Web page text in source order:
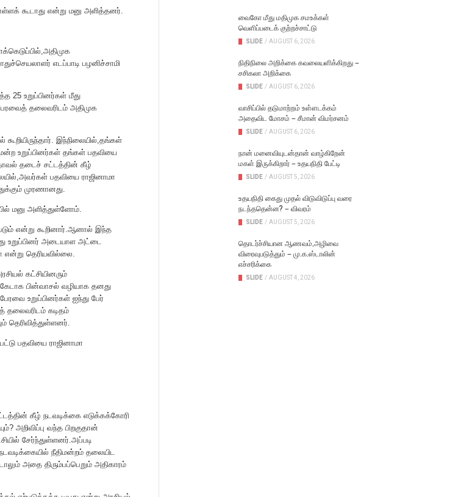
கூடாது என்று மனு அளித்தனர்.
எடப்பாடி பழனிச்சாமி
25 உறுப்பினர்கள் மீது
தலைவரிடம் அதிமுக
இந்நிலையில்,தங்கள்
உறுப்பினர்கள் தங்கள் பதவியை
தடைச் சட்டத்தின் கீழ்
பதவியை ராஜினாமா
முரணானது.
மனு அளித்துள்ளோம்.
என்று கூறினார்.ஆனால் இந்த
உறுப்பினர் அடையாள அட்டை
தெரியவில்லை.
கட்சியினரும்
பின்வாசல் வழியாக தனது
உறுப்பினர்கள் ஐந்து பேர்
தலைவரிடம் கடிதம்
தெரிவித்துள்ளனர்.
பதவியை ராஜினாமா
கீழ் நடவடிக்கை எடுக்கக்கோரி
அறிவிப்பு வந்த பிறகுதான்
சேர்ந்துள்ளனர்.அப்படி
நீதிமன்றம் தலையிட
அதை திரும்பப்பெறும் அதிகாரம்
வைகோ மீது மதிமுக சமஉக்கள்
வெளிப்படைக் குற்றச்சாட்டு
SLIDE / AUGUST 6, 2026
நிதிநிலை அறிக்கை கவலையளிக்கிறது –
சசிகலா அறிக்கை
SLIDE / AUGUST 6, 2026
வாசிப்பில் தடுமாற்றம் உள்ளடக்கம்
அதைவிட மோசம் – சீமான் விமர்சனம்
SLIDE / AUGUST 6, 2026
நான் மனைவியுடன்தான் வாழ்கிறேன்
மகள் இருக்கிறார் – உதயநிதி பேட்டி
SLIDE / AUGUST 5, 2026
உதயநிதி கைது முதல் விடுவிடுப்பு வரை
நடந்ததென்ன? – விவரம்
SLIDE / AUGUST 5, 2026
தொடர்ச்சியான ஆணவம்,அழிவை
விரைவுபடுத்தும் – மு.க.ஸ்டாலின்
எச்சரிக்கை
SLIDE / AUGUST 4, 2026